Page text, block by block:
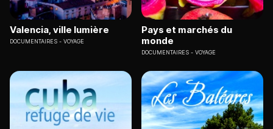
Valencia, ville lumière
DOCUMENTAIRES VOYAGE
Pays et marchés du
monde
DOCUMENTAIRES VOYAGE